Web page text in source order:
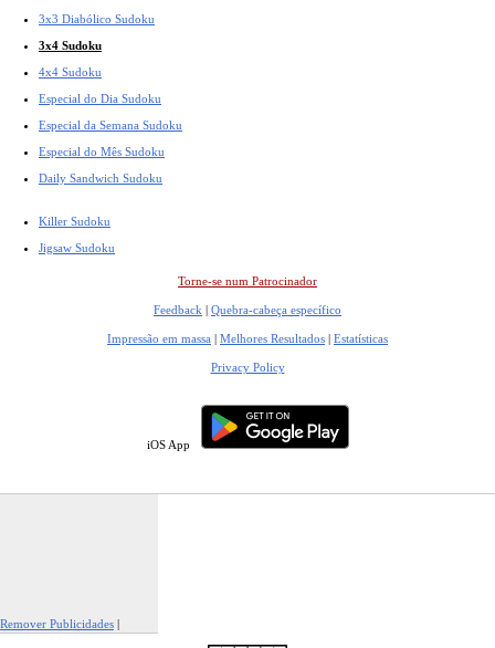
3x3 Diabólico Sudoku
3x4 Sudoku
4x4 Sudoku
Especial do Dia Sudoku
Especial da Semana Sudoku
Especial do Mês Sudoku
Daily Sandwich Sudoku
Killer Sudoku
Jigsaw Sudoku
Torne-se num Patrocinador
Feedback | Quebra-cabeça específico
Impressão em massa | Melhores Resultados | Estatísticas
Privacy Policy
iOS App
Remover Publicidades |